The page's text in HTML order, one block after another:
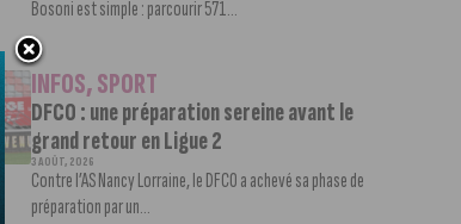
Bosoni est simple : parcourir 571...
INFOS,SPORT
DFCO : une préparation sereine avant le
grand retour en Ligue 2
3 AOÛT, 2026
Contre l’AS Nancy Lorraine, le DFCO a achevé sa phase de
préparation par un...